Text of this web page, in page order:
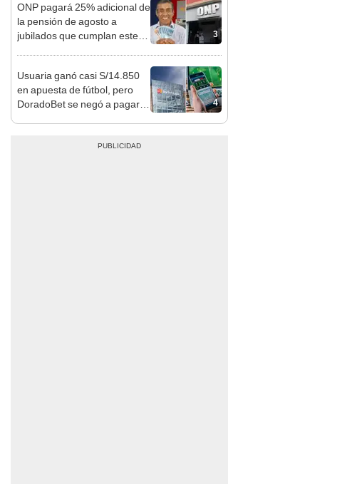
3
ONP pagará 25% adicional de
la pensión de agosto a
jubilados que cumplan este
4
Usuaria ganó casi S/14.850
en apuesta de fútbol, pero
DoradoBet se negó a pagar: